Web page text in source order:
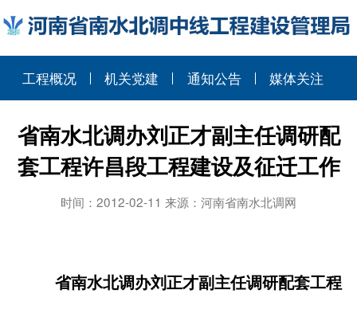
工程概况 机关党建 通知公告 媒体关注
省南水北调办刘正才副主任调研配
套工程许昌段工程建设及征迁工作
时间：2012-02-11 来源：河南省南水北调网
省南水北调办刘正才副主任调研配套工程